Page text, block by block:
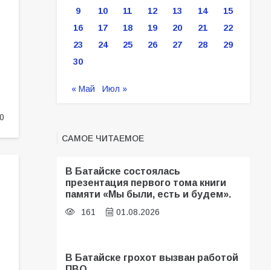
9
10 11 12 13 14
15
16
17 18 19 20 21
22
23
24 25 26 27 28
29
30
« Май Июл »
САМОЕ ЧИТАЕМОЕ
В Батайске состоялась
презентация первого тома книги
памяти «Мы были, есть и будем».
161 01.08.2026
В Батайске грохот вызван работой